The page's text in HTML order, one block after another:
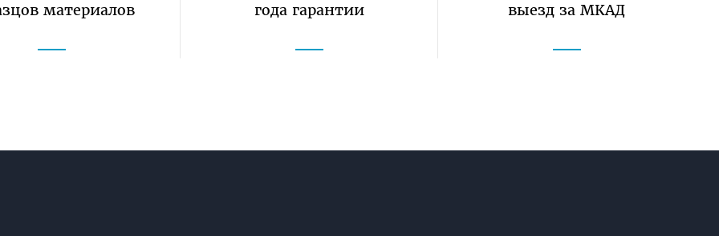
материалов года гарантии выезд за МКАД